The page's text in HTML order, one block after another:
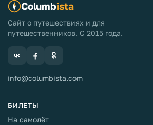
Columbista
Сайт о путешествиях и для
путешественников. С 2015 года.
info@columbista.com
БИЛЕТЫ
На самолёт